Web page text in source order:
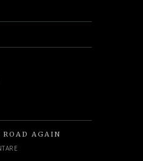
ROAD AGAIN